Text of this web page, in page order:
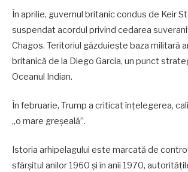
În aprilie, guvernul britanic condus de Keir
suspendat acordul privind cedarea
Chagos. Teritoriul găzduiește baza militară
britanică de la Diego Garcia, un punct
Oceanul Indian.
În februarie, Trump a criticat înțelegerea,
„o mare greșeală”.
Istoria arhipelagului este marcată de
sfârșitul anilor 1960 și în anii 1970,